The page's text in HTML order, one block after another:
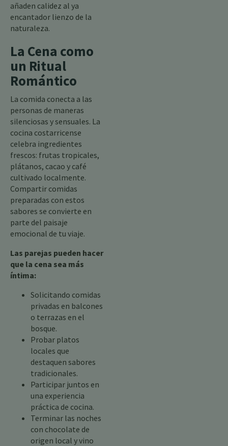
añaden calidez al ya
encantador lienzo de la
naturaleza.
La Cena como
un Ritual
Romántico
La comida conecta a las
personas de maneras
silenciosas y sensuales. La
cocina costarricense
celebra ingredientes
frescos: frutas tropicales,
plátanos, cacao y café
cultivado localmente.
Compartir comidas
preparadas con estos
sabores se convierte en
parte del paisaje
emocional de tu viaje.
Las parejas pueden hacer
que la cena sea más
íntima:
Solicitando comidas
privadas en balcones
o terrazas en el
bosque.
Probar platos
locales que
destaquen sabores
tradicionales.
Participar juntos en
una experiencia
práctica de cocina.
Terminar las noches
con chocolate de
origen local y vino